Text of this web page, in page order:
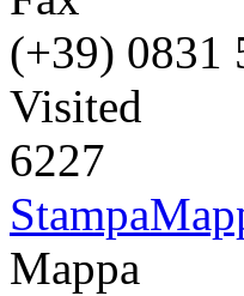
(+39) 0831
Visited
6227
Stampa
Mappa